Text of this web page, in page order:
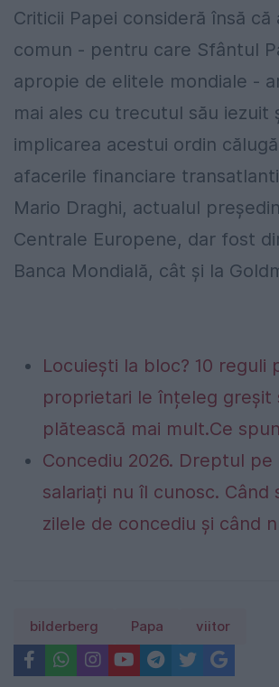
Criticii Papei consideră însă că
comun - pentru care Sfântul
apropie de elitele mondiale -
mai ales cu trecutul său iezuit
implicarea acestui ordin
afacerile financiare
Mario Draghi, actualul
Centrale Europene, dar fost
Banca Mondială, cât și la
Locuiești la bloc? 10 reguli
proprietari le înțeleg greșit
plătească mai mult.Ce
Concediu 2026. Dreptul
salariați nu îl cunosc.
zilele de concediu și când
bilderberg Papa viitor